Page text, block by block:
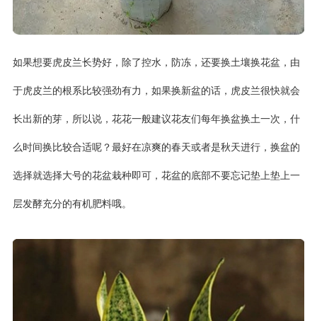
如果想要虎皮兰长势好，除了控水，防冻，还要换土壤换花盆，由
于虎皮兰的根系比较强劲有力，如果换新盆的话，虎皮兰很快就会
长出新的芽，所以说，花花一般建议花友们每年换盆换土一次，什
么时间换比较合适呢？最好在凉爽的春天或者是秋天进行，换盆的
选择就选择大号的花盆栽种即可，花盆的底部不要忘记垫上垫上一
层发酵充分的有机肥料哦。